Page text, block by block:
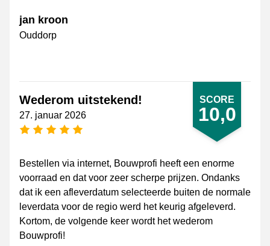
jan kroon
Ouddorp
SCORE
10,0
Wederom uitstekend!
27. januar 2026
[_General:NumberOfStarsPluralFormat]
Bestellen via internet, Bouwprofi heeft een enorme
voorraad en dat voor zeer scherpe prijzen. Ondanks
dat ik een afleverdatum selecteerde buiten de normale
leverdata voor de regio werd het keurig afgeleverd.
Kortom, de volgende keer wordt het wederom
Bouwprofi!